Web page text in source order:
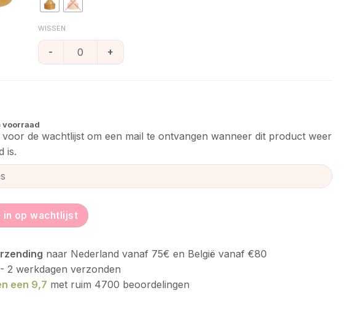
WISSEN
Hevea flesspeen wide neck | Plasticvrij aantal
voorraad
voor de wachtlijst om een mail te ontvangen wanneer dit product weer
is.
in op wachtlijst
naar Nederland vanaf 75€ en België vanaf €80
2 werkdagen verzonden
een 9,7 met ruim 4700 beoordelingen